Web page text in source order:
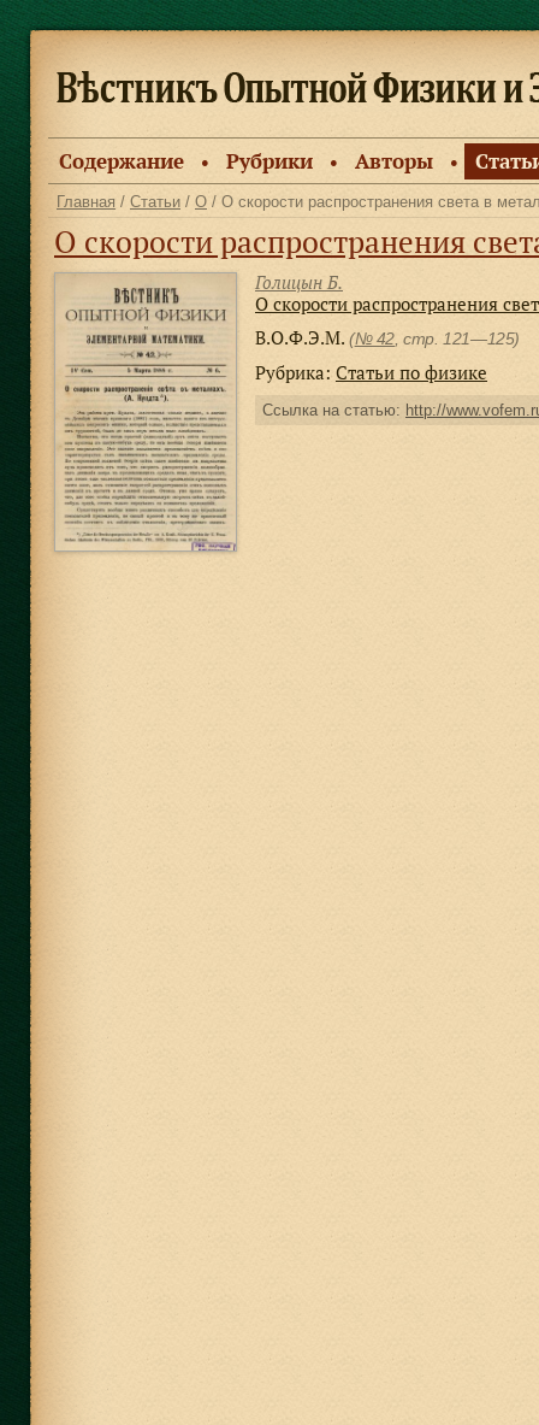
Содержание ● Рубрики ● Авторы ●
Главная / Статьи / О / О скорости распространения света в
О скорости распространения
Голицын Б.
О скорости распространения
В.О.Ф.Э.М. (№ 42 , стр. 121—125)
Рубрика: Статьи по физике
Ссылка на статью: http://